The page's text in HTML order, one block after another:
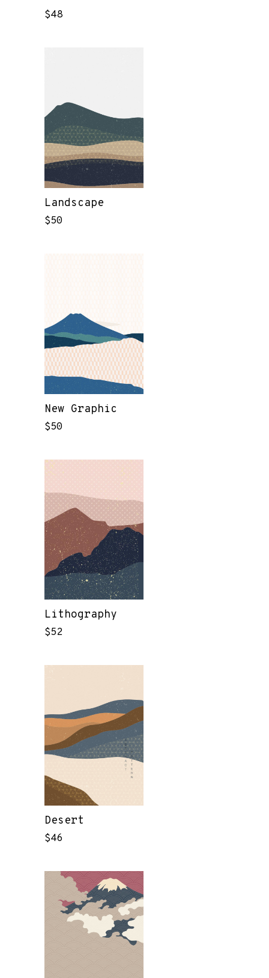
$48
Landscape
$50
New Graphic
$50
Lithography
$52
Desert
$46